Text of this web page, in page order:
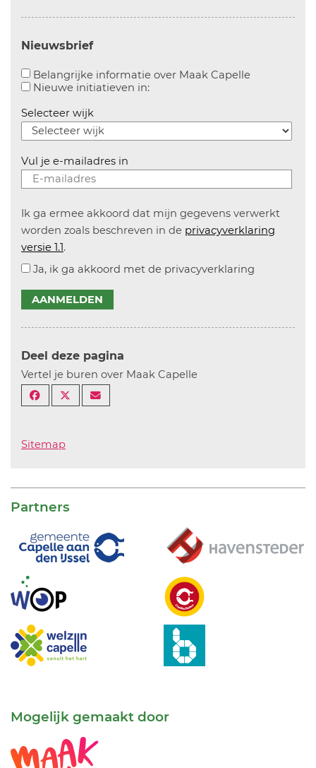
Nieuwsbrief
Belangrijke informatie over Maak CapelleAanvinken
Nieuwe initiatieven in:Aanvinken om informatie over
Selecteer wijk
Vul je e-mailadres in
Ik ga ermee akkoord dat mijn gegevens verwerkt
worden zoals beschreven in de privacyverklaring
versie 1.1.
Ja, ik ga akkoord met de privacyverklaring
AANMELDEN
Deel deze pagina
Vertel je buren over Maak Capelle
Sitemap
Partners
Mogelijk gemaakt door